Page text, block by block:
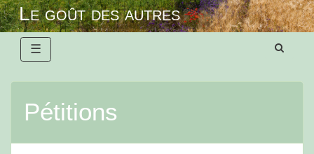
Skip
to
content
Le goût des autres
☰
Pétitions